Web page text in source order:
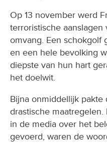
Op 13 november werd
terroristische
omvang. Een schokgolf
en een hele bevolking
diepste van hun hart
het doelwit.
Bijna onmiddellijk
drastische
in de media over het
gevoerd, waren de